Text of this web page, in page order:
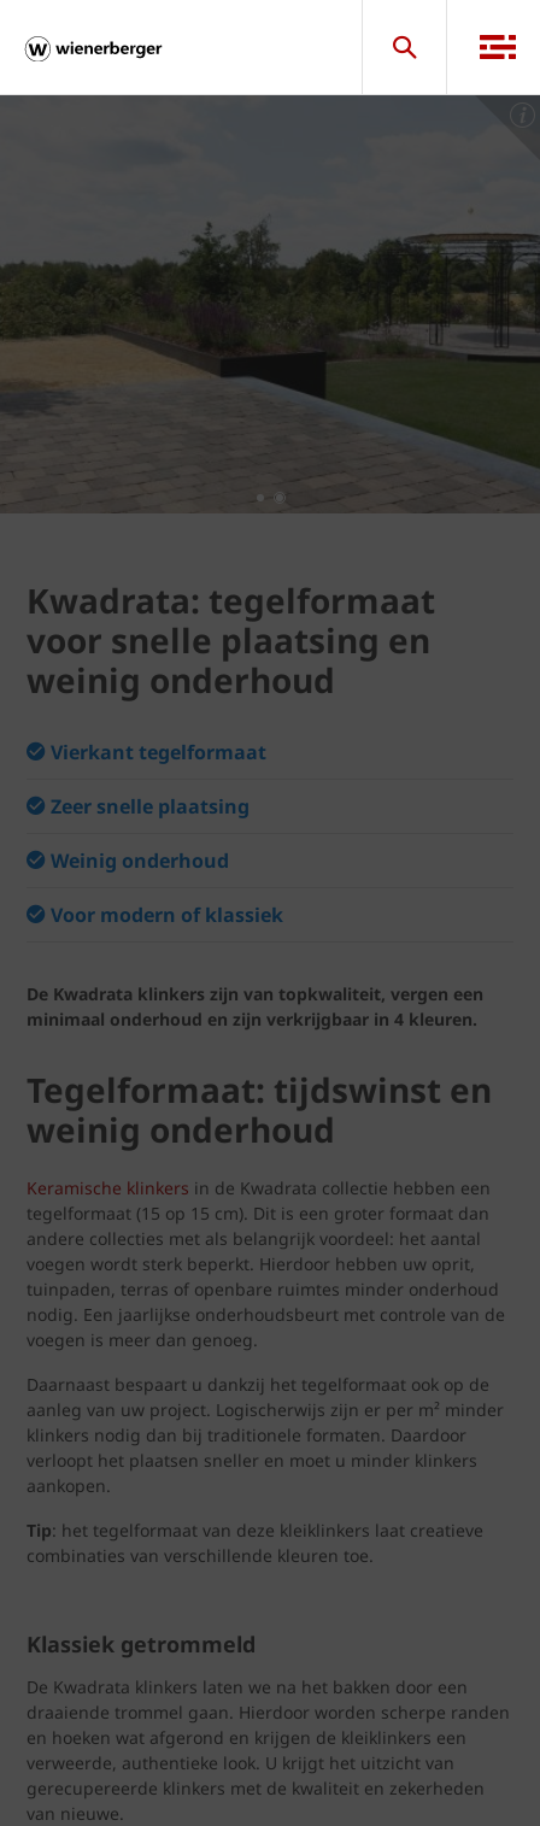
Kwadrata: tegelformaat
voor snelle plaatsing en
weinig onderhoud
Vierkant tegelformaat
Zeer snelle plaatsing
Weinig onderhoud
Voor modern of klassiek
De Kwadrata klinkers zijn van topkwaliteit, vergen een
minimaal onderhoud en zijn verkrijgbaar in 4 kleuren.
Tegelformaat: tijdswinst en
weinig onderhoud
Keramische klinkers in de Kwadrata collectie hebben een
tegelformaat (15 op 15 cm). Dit is een groter formaat dan
andere collecties met als belangrijk voordeel: het aantal
voegen wordt sterk beperkt. Hierdoor hebben uw oprit,
tuinpaden, terras of openbare ruimtes minder onderhoud
nodig. Een jaarlijkse onderhoudsbeurt met controle van de
voegen is meer dan genoeg.
Daarnaast bespaart u dankzij het tegelformaat ook op de
aanleg van uw project. Logischerwijs zijn er per m² minder
klinkers nodig dan bij traditionele formaten. Daardoor
verloopt het plaatsen sneller en moet u minder klinkers
aankopen.
Tip: het tegelformaat van deze kleiklinkers laat creatieve
combinaties van verschillende kleuren toe.
Klassiek getrommeld
De Kwadrata klinkers laten we na het bakken door een
draaiende trommel gaan. Hierdoor worden scherpe randen
en hoeken wat afgerond en krijgen de kleiklinkers een
verweerde, authentieke look. U krijgt het uitzicht van
gerecupereerde klinkers met de kwaliteit en zekerheden
van nieuwe.